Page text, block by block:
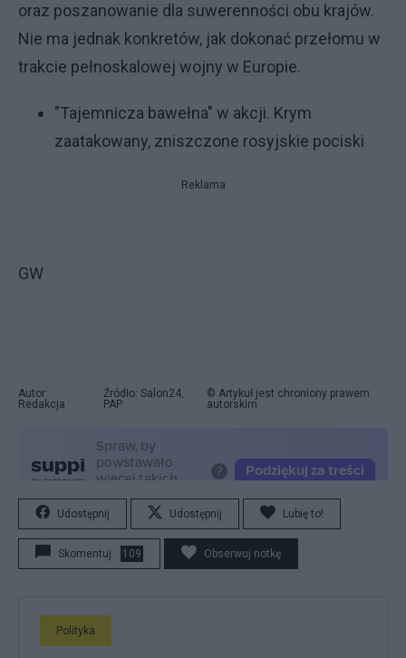
oraz poszanowanie dla suwerenności obu krajów.
Nie ma jednak konkretów, jak dokonać przełomu w
trakcie pełnoskalowej wojny w Europie.
"Tajemnicza bawełna" w akcji. Krym
zaatakowany, zniszczone rosyjskie pociski
Reklama
GW
Autor:
Redakcja
Źródło: Salon24,
PAP
© Artykuł jest chroniony prawem
autorskim
Udostępnij Udostępnij Lubię to!
Skomentuj 109 Obserwuj notkę
Polityka